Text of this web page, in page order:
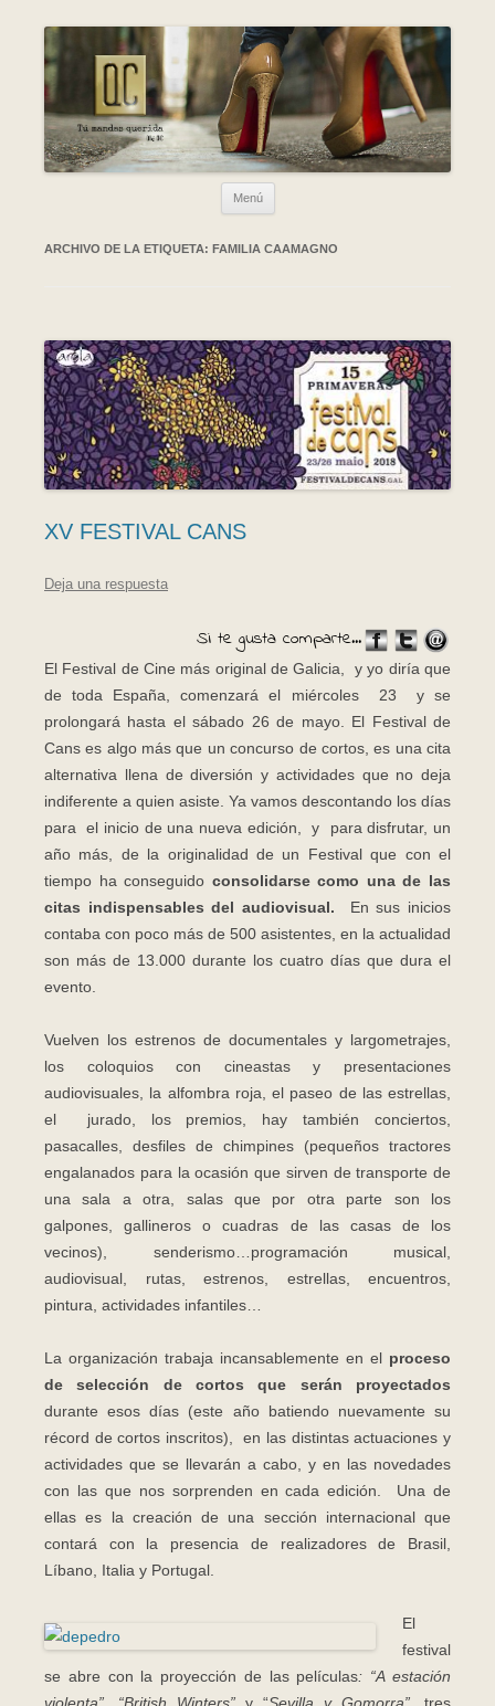
Menú
ARCHIVO DE LA ETIQUETA: FAMILIA CAAMAGNO
XV FESTIVAL CANS
Deja una respuesta
Si te gusta comparte...
El Festival de Cine más original de Galicia, y yo diría que
de toda España, comenzará el miércoles 23 y se
prolongará hasta el sábado 26 de mayo. El Festival de
Cans es algo más que un concurso de cortos, es una cita
alternativa llena de diversión y actividades que no deja
indiferente a quien asiste. Ya vamos descontando los días
para el inicio de una nueva edición, y para disfrutar, un
año más, de la originalidad de un Festival que con el
tiempo ha conseguido consolidarse como una de las
citas indispensables del audiovisual. En sus inicios
contaba con poco más de 500 asistentes, en la actualidad
son más de 13.000 durante los cuatro días que dura el
evento.
Vuelven los estrenos de documentales y largometrajes,
los coloquios con cineastas y presentaciones
audiovisuales, la alfombra roja, el paseo de las estrellas,
el jurado, los premios, hay también conciertos,
pasacalles, desfiles de chimpines (pequeños tractores
engalanados para la ocasión que sirven de transporte de
una sala a otra, salas que por otra parte son los
galpones, gallineros o cuadras de las casas de los
vecinos), senderismo…programación musical,
audiovisual, rutas, estrenos, estrellas, encuentros,
pintura, actividades infantiles…
La organización trabaja incansablemente en el proceso
de selección de cortos que serán proyectados
durante esos días (este año batiendo nuevamente su
récord de cortos inscritos), en las distintas actuaciones y
actividades que se llevarán a cabo, y en las novedades
con las que nos sorprenden en cada edición. Una de
ellas es la creación de una sección internacional que
contará con la presencia de realizadores de Brasil,
Líbano, Italia y Portugal.
El
festival
se abre con la proyección de las películas: “A estación